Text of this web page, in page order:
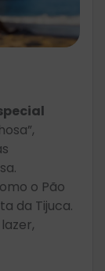
o Pão
da Tijuca.